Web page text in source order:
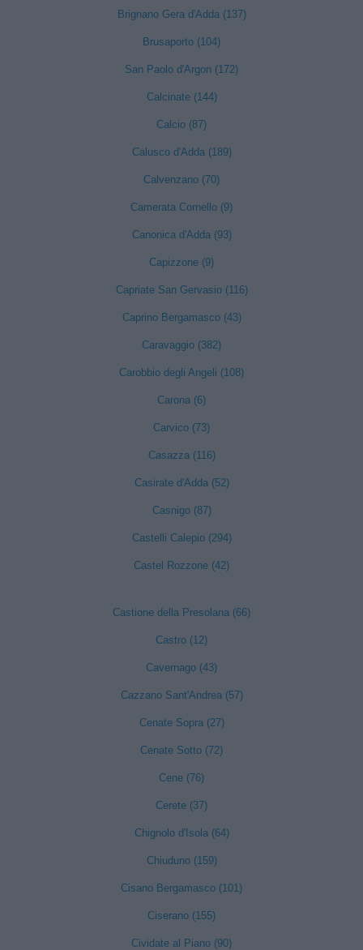
Brignano Gera d'Adda (137)
Brusaporto (104)
San Paolo d'Argon (172)
Calcinate (144)
Calcio (87)
Calusco d'Adda (189)
Calvenzano (70)
Camerata Cornello (9)
Canonica d'Adda (93)
Capizzone (9)
Capriate San Gervasio (116)
Caprino Bergamasco (43)
Caravaggio (382)
Carobbio degli Angeli (108)
Carona (6)
Carvico (73)
Casazza (116)
Casirate d'Adda (52)
Casnigo (87)
Castelli Calepio (294)
Castel Rozzone (42)
Castione della Presolana (66)
Castro (12)
Cavernago (43)
Cazzano Sant'Andrea (57)
Cenate Sopra (27)
Cenate Sotto (72)
Cene (76)
Cerete (37)
Chignolo d'Isola (64)
Chiuduno (159)
Cisano Bergamasco (101)
Ciserano (155)
Cividate al Piano (90)